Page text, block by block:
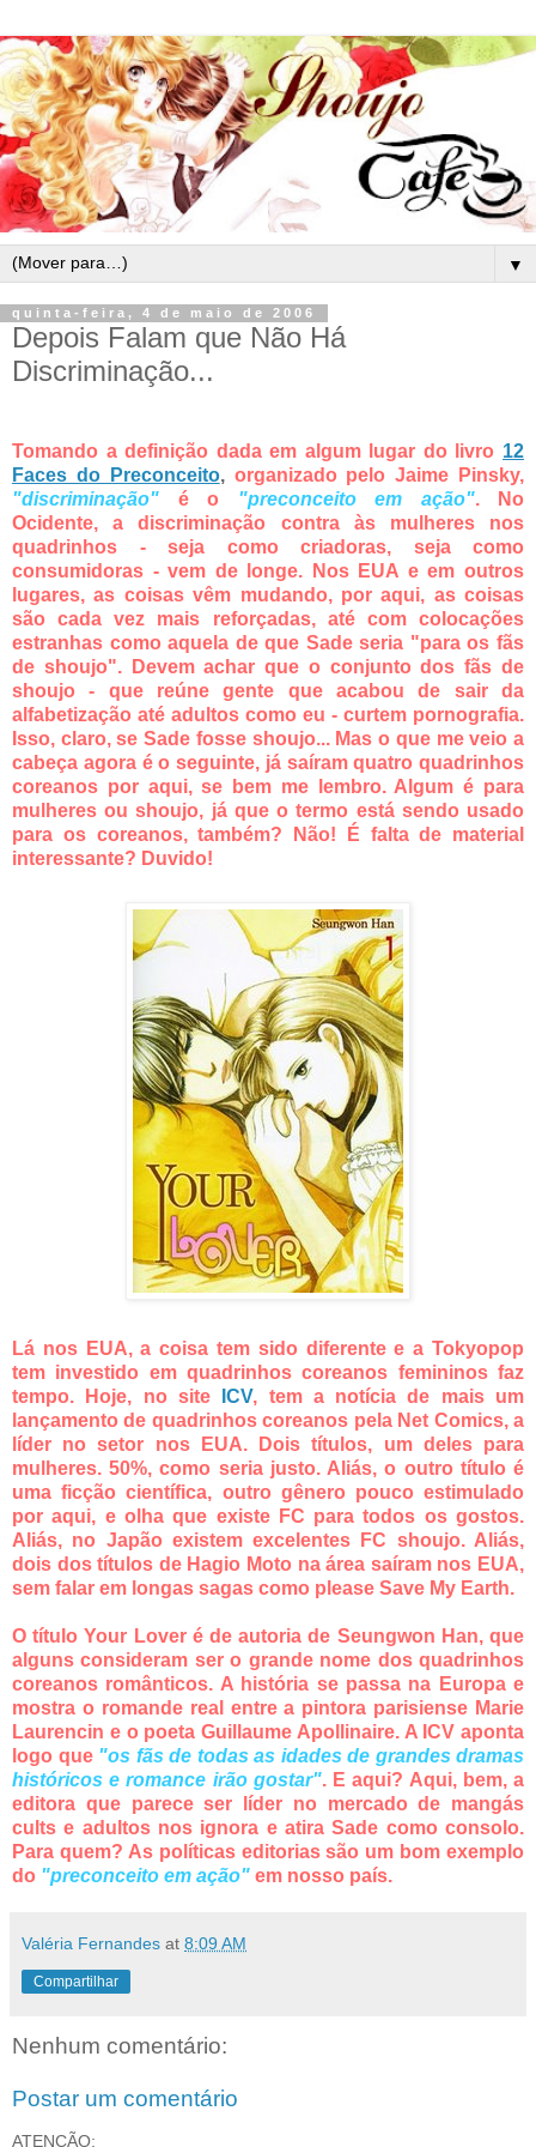
▼
quinta-feira, 4 de maio de 2006
Depois Falam que Não Há
Discriminação...
Tomando a definição dada em algum lugar do livro 12
Faces do Preconceito, organizado pelo Jaime Pinsky,
"discriminação"
é o "preconceito em ação". No
Ocidente, a discriminação contra às mulheres nos
quadrinhos - seja como criadoras, seja como
consumidoras - vem de longe. Nos EUA e em outros
lugares, as coisas vêm mudando, por aqui, as coisas
são cada vez mais reforçadas, até com colocações
estranhas como aquela de que Sade seria "para os fãs
de shoujo". Devem achar que o conjunto dos fãs de
shoujo - que reúne gente que acabou de sair da
alfabetização até adultos como eu - curtem pornografia.
Isso, claro, se Sade fosse shoujo... Mas o que me veio a
cabeça agora é o seguinte, já saíram quatro quadrinhos
coreanos por aqui, se bem me lembro. Algum é para
mulheres ou shoujo, já que o termo está sendo usado
para os coreanos, também? Não! É falta de material
interessante? Duvido!
Lá nos EUA, a coisa tem sido diferente e a Tokyopop
tem investido em quadrinhos coreanos femininos faz
tempo. Hoje, no site
ICV, tem a notícia de mais um
lançamento de quadrinhos coreanos pela Net Comics, a
líder no setor nos EUA. Dois títulos, um deles para
mulheres. 50%, como seria justo. Aliás, o outro título é
uma ficção científica, outro gênero pouco estimulado
por aqui, e olha que existe FC para todos os gostos.
Aliás, no Japão existem excelentes FC shoujo. Aliás,
dois dos títulos de Hagio Moto na área saíram nos EUA,
sem falar em longas sagas como please Save My Earth.
O título Your Lover é de autoria de Seungwon Han, que
alguns consideram ser o grande nome dos quadrinhos
coreanos românticos. A história se passa na Europa e
mostra o romande real entre a pintora parisiense Marie
Laurencin e o poeta Guillaume Apollinaire. A ICV aponta
logo que "os fãs de todas as idades de grandes dramas
históricos e romance irão gostar". E aqui? Aqui, bem, a
editora que parece ser líder no mercado de mangás
cults e adultos nos ignora e atira Sade como consolo.
Para quem? As políticas editorias são um bom exemplo
do "preconceito em ação" em nosso país.
Valéria Fernandes at 8:09 AM
Compartilhar
Nenhum comentário:
Postar um comentário
ATENÇÃO: